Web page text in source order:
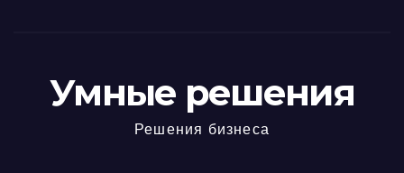
Умные решения
Решения бизнеса